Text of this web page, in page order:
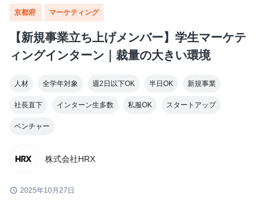
京都府 マーケティング
【新規事業立ち上げメンバー】学生マーケテ
ィングインターン｜裁量の大きい環境
人材 全学年対象 週2日以下OK 半日OK 新規事業
社長直下 インターン生多数 私服OK スタートアップ
ベンチャー
株式会社HRX
schedule 2025年10月27日